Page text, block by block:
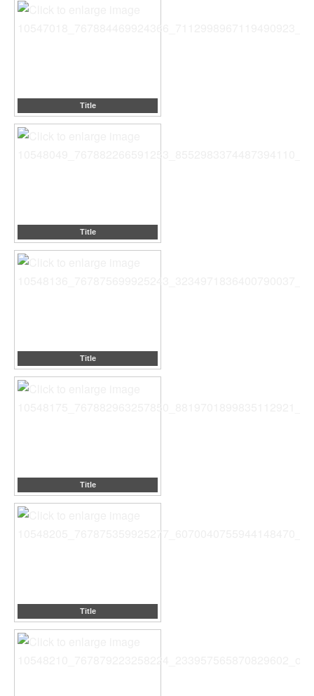
Title
Title
Title
Title
Title